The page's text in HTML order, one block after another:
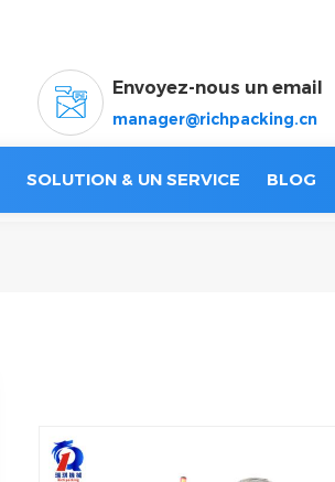
Envoyez-nous un email
manager@richpacking.cn
SOLUTION & UN SERVICE BLOG